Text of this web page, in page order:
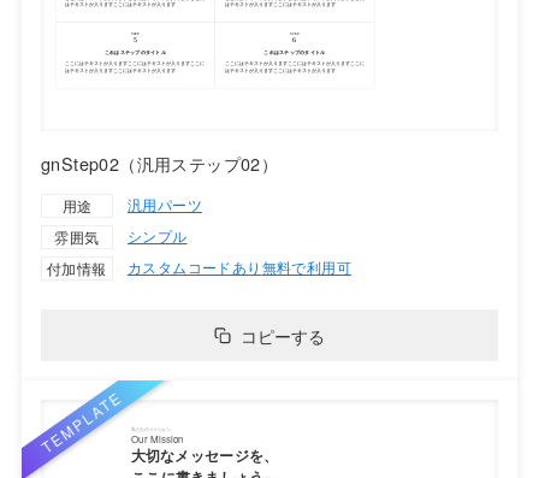
gnStep02（汎用ステップ02）
用途
汎用パーツ
雰囲気
シンプル
付加情報
カスタムコードあり 無料で利用可
コピーする